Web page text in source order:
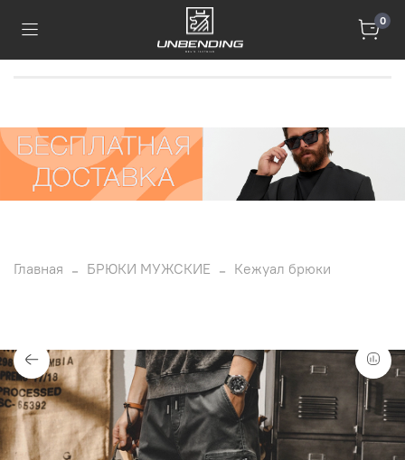
0
Главная БРЮКИ МУЖСКИЕ Кежуал брюки